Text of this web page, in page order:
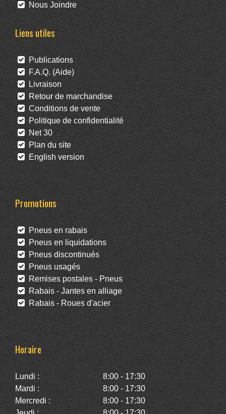
Nous Joindre
Liens utiles
Publications
F.A.Q. (Aide)
Livraison
Retour de marchandise
Conditions de vente
Politique de confidentialité
Net 30
Plan du site
English version
Promotions
Pneus en rabais
Pneus en liquidations
Pneus discontinués
Pneus usagés
Remises postales - Pneus
Rabais - Jantes en alliage
Rabais - Roues d'acier
Horaire
Lundi :
8:00 - 17:30
Mardi :
8:00 - 17:30
Mercredi :
8:00 - 17:30